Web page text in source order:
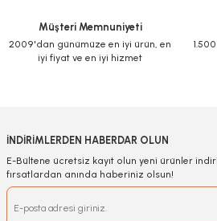
Gönder
Müşteri Memnuniyeti
2009'dan günümüze en iyi ürün, en
iyi fiyat ve en iyi hizmet
İNDİRİMLERDEN HABERDAR OLUN
E-Bültene ücretsiz kayıt olun yeni ürünler
fırsatlardan anında haberiniz olsun!